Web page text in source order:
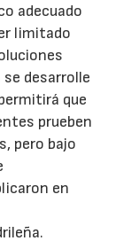
adecuado
limitado
desarrolle
que
prueben
pero bajo
en